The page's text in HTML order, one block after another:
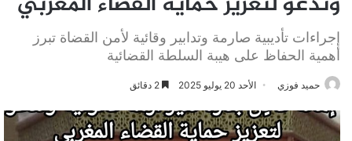
إجراءات تأديبية صارمة وتدابير وقائية لأمن القضاة تبرز
أهمية الحفاظ على هيبة السلطة القضائية
حميد فوزي الأحد 20 يوليو 2025